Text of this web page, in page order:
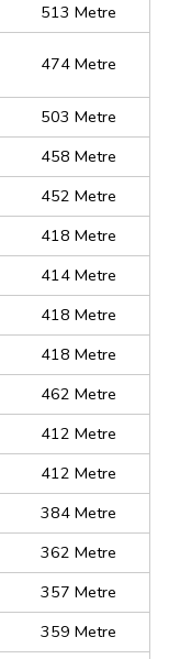
513 Metre
474 Metre
503 Metre
458 Metre
452 Metre
418 Metre
414 Metre
418 Metre
418 Metre
462 Metre
412 Metre
412 Metre
384 Metre
362 Metre
357 Metre
359 Metre